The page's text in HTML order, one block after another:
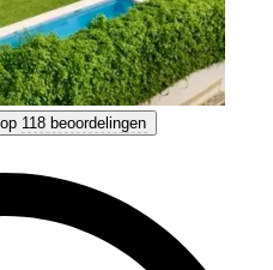
advies
118 beoordelingen